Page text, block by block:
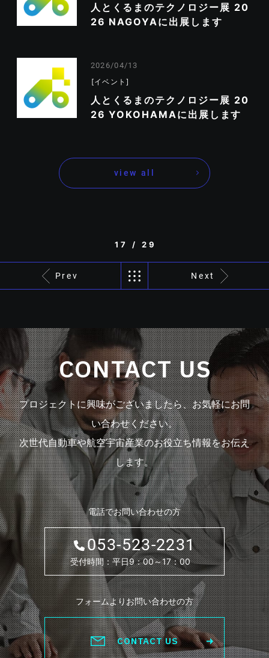
人とくるまのテクノロジー展 20
26 NAGOYAに出展します
2026/04/13
イベント
人とくるまのテクノロジー展 20
26 YOKOHAMAに出展します
view all
17 / 29
Prev Next
CONTACT US
プロジェクトに興味がございましたら、お気軽にお問
い合わせください。
次世代自動車や航空宇宙産業のお役立ち情報をお伝え
します。
電話でお問い合わせの方
053-523-2231
受付時間：平日9：00～17：00
フォームよりお問い合わせの方
CONTACT US